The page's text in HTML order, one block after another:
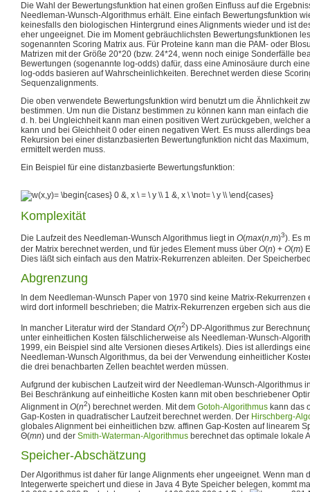
Die Wahl der Bewertungsfunktion hat einen großen Einfluss auf die
Needleman-Wunsch-Algorithmus erhält. Eine einfach Bewertungsfunktion
keinesfalls den biologischen Hintergrund eines Alignments wieder und ist
eher ungeeignet. Die im Moment gebräuchlichsten Bewertungsfunktionen
sogenannten Scoring Matrix aus. Für Proteine kann man die PAM- oder
Matrizen mit der Größe 20*20 (bzw. 24*24, wenn noch einige Sonderfälle
Bewertungen (sogenannte log-odds) dafür, dass eine Aminosäure durch
log-odds basieren auf Wahrscheinlichkeiten. Berechnet werden diese
Sequenzalignments.
Die oben verwendete Bewertungsfunktion wird benutzt um die Ähnlichkeit
bestimmen. Um nun die Distanz bestimmen zu können kann man einfach
d. h. bei Ungleichheit kann man einen positiven Wert zurückgeben, welcher
kann und bei Gleichheit 0 oder einen negativen Wert. Es muss allerdings
Rekursion bei einer distanzbasierten Bewertungfunktion nicht das
ermittelt werden muss.
Ein Beispiel für eine distanzbasierte Bewertungsfunktion:
Komplexität
Die Laufzeit des Needleman-Wunsch Algorithmus liegt in O(max(n,m)3). Es
der Matrix berechnet werden, und für jedes Element muss über O(n) + O(m)
Dies läßt sich einfach aus den Matrix-Rekurrenzen ableiten. Der
Abgrenzung
In dem Needleman-Wunsch Paper von 1970 sind keine Matrix-Rekurrenzen
wird dort informell beschrieben; die Matrix-Rekurrenzen ergeben sich aus
In mancher Literatur wird der Standard O(n2) DP-Algorithmus zur
unter einheitlichen Kosten fälschlicherweise als Needleman-Wunsch-
1999, ein Beispiel sind alte Versionen dieses Artikels). Dies ist allerdings
Needleman-Wunsch Algorithmus, da bei der Verwendung einheitlicher
die drei benachbarten Zellen beachtet werden müssen.
Aufgrund der kubischen Laufzeit wird der Needleman-Wunsch-Algorithmus
Bei Beschränkung auf einheitliche Kosten kann mit oben beschriebener
Alignment in O(n2) berechnet werden. Mit dem Gotoh-Algorithmus kann das
Gap-Kosten in quadratischer Laufzeit berechnet werden. Der Hirschberg-
globales Alignment bei einheitlichen bzw. affinen Gap-Kosten auf linearem
Θ(mn) und der Smith-Waterman-Algorithmus berechnet das optimale lokale
Speicher-Abschätzung
Der Algorithmus ist daher für lange Alignments eher ungeeignet. Wenn man
Integerwerte speichert und diese in Java 4 Byte Speicher belegen, kommt